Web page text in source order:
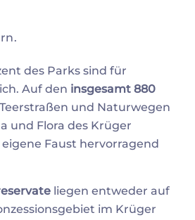
des Parks sind für
Auf den insgesamt 880
und Naturwegen
und Flora des Krüger
Faust hervorragend
liegen entweder auf
im Krüger